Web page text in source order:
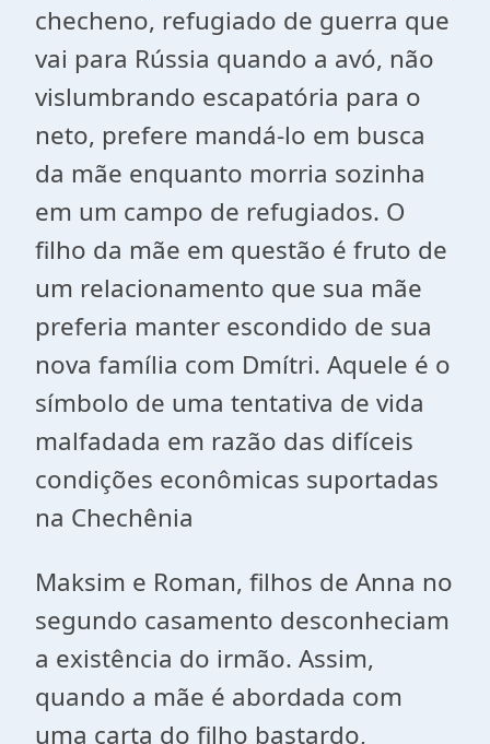
checheno, refugiado de guerra que
vai para Rússia quando a avó, não
vislumbrando escapatória para o
neto, prefere mandá-lo em busca
da mãe enquanto morria sozinha
em um campo de refugiados. O
filho da mãe em questão é fruto de
um relacionamento que sua mãe
preferia manter escondido de sua
nova família com Dmítri. Aquele é o
símbolo de uma tentativa de vida
malfadada em razão das difíceis
condições econômicas suportadas
na Chechênia
Maksim e Roman, filhos de Anna no
segundo casamento desconheciam
a existência do irmão. Assim,
quando a mãe é abordada com
uma carta do filho bastardo,